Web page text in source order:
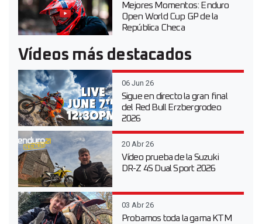
Mejores Momentos: Enduro
Open World Cup GP de la
República Checa
Vídeos más destacados
06 Jun 26
Sigue en directo la gran final
del Red Bull Erzbergrodeo
2026
20 Abr 26
Vídeo prueba de la Suzuki
DR-Z 4S Dual Sport 2026
03 Abr 26
Probamos toda la gama KTM